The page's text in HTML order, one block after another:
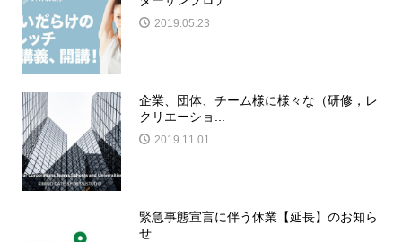
2019.05.23
企業、団体、チーム様に様々な（研修，レ
クリエーショ...
2019.11.01
緊急事態宣言に伴う休業【延長】のお知ら
せ